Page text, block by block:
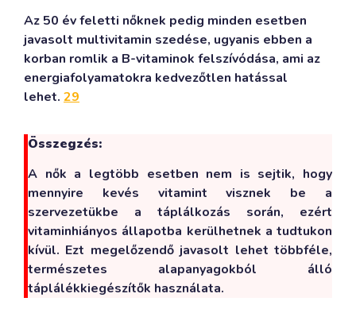
Az 50 év feletti nőknek pedig minden esetben
javasolt multivitamin szedése, ugyanis ebben a
korban romlik a B-vitaminok felszívódása, ami az
energiafolyamatokra kedvezőtlen hatással
lehet. 29
Összegzés:
A nők a legtöbb esetben nem is sejtik, hogy
mennyire kevés vitamint visznek be a
szervezetükbe a táplálkozás során, ezért
vitaminhiányos állapotba kerülhetnek a tudtukon
kívül. Ezt megelőzendő javasolt lehet többféle,
természetes alapanyagokból álló
táplálékkiegészítők használata.